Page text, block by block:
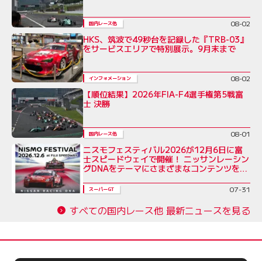
国内レース他 08-02
HKS、筑波で49秒台を記録した『TRB-03』
をサービスエリアで特別展示。9月末まで
インフォメーション 08-02
【順位結果】2026年FIA-F4選手権第5戦富
士 決勝
国内レース他 08-01
ニスモフェスティバル2026が12月6日に富
士スピードウェイで開催！ ニッサンレーシン
グDNAをテーマにさまざまなコンテンツを展
スーパーGT 07-31
すべての国内レース他 最新ニュースを見る